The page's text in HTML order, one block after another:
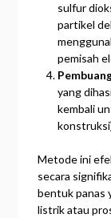
sulfur
partikel
pemisah
yang
kembali
Metode ini
secara
bentuk panas
listrik atau